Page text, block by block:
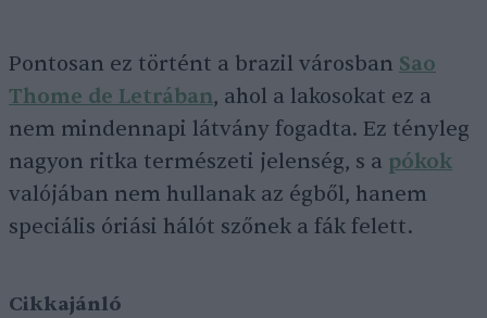
Pontosan ez történt a brazil városban Sao
Thome de Letrában, ahol a lakosokat ez a
nem mindennapi látvány fogadta. Ez tényleg
nagyon ritka természeti jelenség, s a pókok
valójában nem hullanak az égből, hanem
speciális óriási hálót szőnek a fák felett.
Cikkajánló